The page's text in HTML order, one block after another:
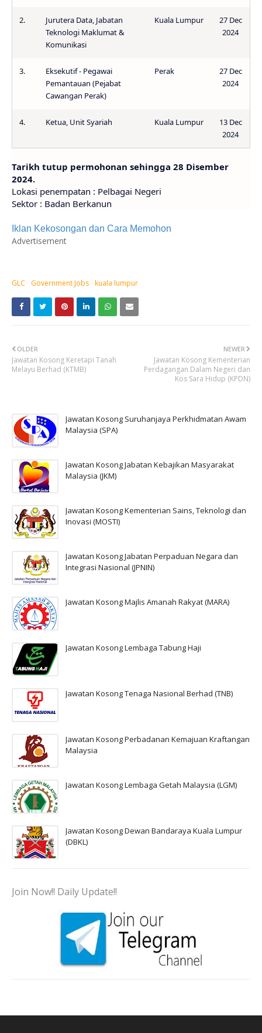
2.
Jurutera Data, Jabatan
Teknologi Maklumat &
Komunikasi
Kuala Lumpur
27 Dec
2024
3.
Eksekutif - Pegawai
Pemantauan (Pejabat
Cawangan Perak)
Perak
27 Dec
2024
4. Ketua, Unit Syariah Kuala Lumpur
13 Dec
2024
Tarikh tutup permohonan sehingga 28 Disember
2024.
Lokasi penempatan : Pelbagai Negeri
Sektor : Badan Berkanun
Iklan Kekosongan dan Cara Memohon
Advertisement
GLC Government Jobs kuala lumpur
NEWER
Jawatan Kosong Kementerian
Perdagangan Dalam Negeri dan
Kos Sara Hidup (KPDN)
OLDER
Jawatan Kosong Keretapi Tanah
Melayu Berhad (KTMB)
Jawatan Kosong Suruhanjaya Perkhidmatan Awam
Malaysia (SPA)
Jawatan Kosong Jabatan Kebajikan Masyarakat
Malaysia (JKM)
Jawatan Kosong Kementerian Sains, Teknologi dan
Inovasi (MOSTI)
Jawatan Kosong Jabatan Perpaduan Negara dan
Integrasi Nasional (JPNIN)
Jawatan Kosong Majlis Amanah Rakyat (MARA)
Jawatan Kosong Lembaga Tabung Haji
Jawatan Kosong Tenaga Nasional Berhad (TNB)
Jawatan Kosong Perbadanan Kemajuan Kraftangan
Malaysia
Jawatan Kosong Lembaga Getah Malaysia (LGM)
Jawatan Kosong Dewan Bandaraya Kuala Lumpur
(DBKL)
Join Now!! Daily Update!!